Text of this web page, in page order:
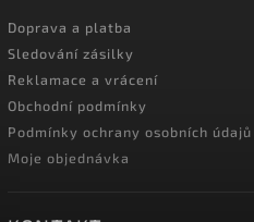
Doprava a platba
Sledování zásilky
Reklamace a vrácení
Obchodní podmínky
Podmínky ochrany osobních údajů
Moje objednávka